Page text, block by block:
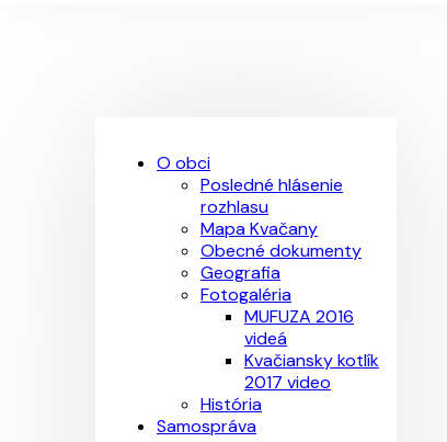
O obci
Posledné hlásenie
rozhlasu
Mapa Kvačany
Obecné dokumenty
Geografia
Fotogaléria
MUFUZA 2016
videá
Kvačiansky kotlík
2017 video
História
Samospráva